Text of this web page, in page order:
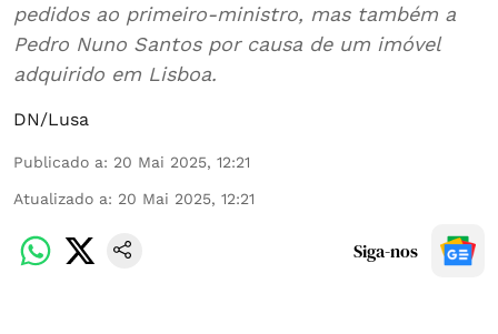
pedidos ao primeiro-ministro, mas também a
Pedro Nuno Santos por causa de um imóvel
adquirido em Lisboa.
DN/Lusa
Publicado a: 20 Mai 2025, 12:21
Atualizado a: 20 Mai 2025, 12:21
Siga-nos